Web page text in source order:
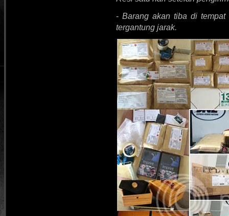
-Barang akan tiba di
tergantung jarak.